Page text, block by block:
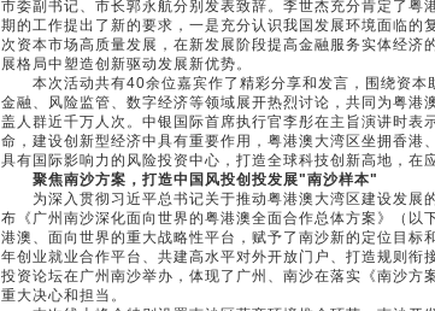
市委副书记、市长郭永航分别发表致辞。李世杰充分肯定了
期的工作提出了新的要求，一是充分认识我国发展环境面临
次资本市场高质量发展，在新发展阶段提高金融服务实体经
展格局中塑造创新驱动发展新优势。
本次活动共有40余位嘉宾作了精彩分享和发言，围绕资本
金融、风险监管、数字经济等领域展开热烈讨论，共同为粤
盖人群近千万人次。中银国际首席执行官李彤在主旨演讲时
命，建设创新型经济中具有重要作用，粤港澳大湾区坐拥香
具有国际影响力的风险投资中心，打造全球科技创新高地，在
聚焦南沙方案，打造中国风投创投发展"南沙样本"
为深入贯彻习近平总书记关于推动粤港澳大湾区建设发展
布《广州南沙深化面向世界的粤港澳全面合作总体方案》（
港澳、面向世界的重大战略性平台，赋予了南沙新的定位目
年创业就业合作平台、共建高水平对外开放门户、打造规则
投资论坛在广州南沙举办，体现了广州、南沙在落实《南沙
重大决心和担当。